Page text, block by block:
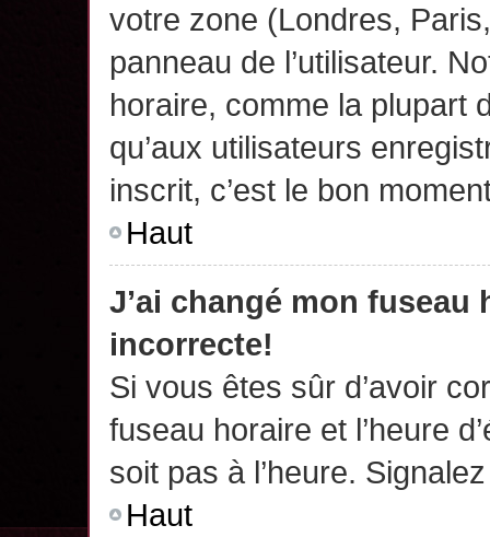
votre zone (Londres,
panneau de l’utilisateur.
horaire, comme la plupart
qu’aux utilisateurs
inscrit, c’est le bon
Haut
J’ai changé mon fuseau
incorrecte!
Si vous êtes sûr d’avoir
fuseau horaire et l’heure
soit pas à l’heure.
Haut